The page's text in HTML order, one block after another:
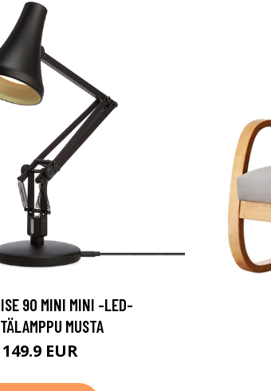
90 MINI MINI -LED-
MUSTA
149.9 EUR